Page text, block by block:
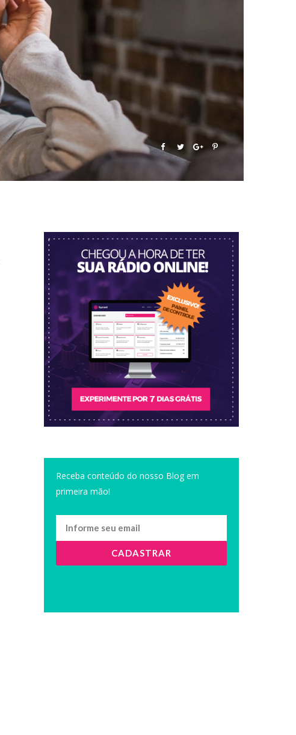
Receba conteúdo do nosso Blog em
primeira mão!
CADASTRAR